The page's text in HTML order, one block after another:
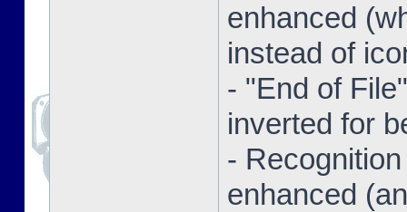
enhanced
instead of
- "End of
inverted for
-
enhanced